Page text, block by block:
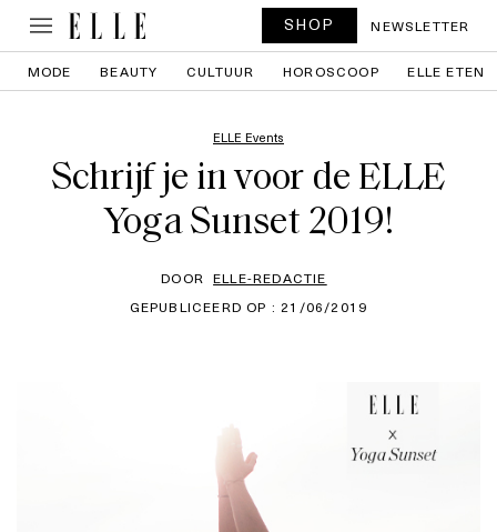
SHOP NEWSLETTER
MODE BEAUTY CULTUUR HOROSCOOP ELLE ETEN
ELLE Events
Schrijf je in voor de ELLE
Yoga Sunset 2019!
DOOR ELLE-REDACTIE
GEPUBLICEERD OP : 21/06/2019